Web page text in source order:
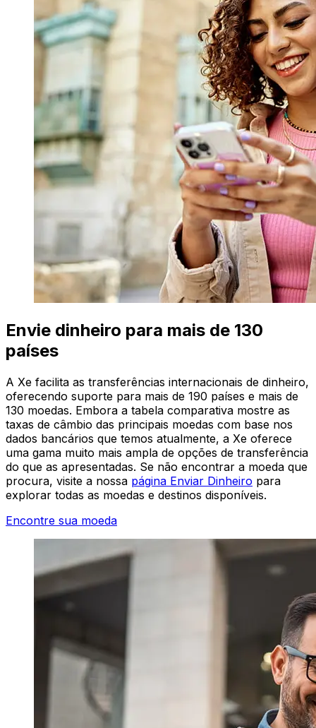
Envie dinheiro para mais de 130
países
A Xe facilita as transferências internacionais de dinheiro,
oferecendo suporte para mais de 190 países e mais de
130 moedas. Embora a tabela comparativa mostre as
taxas de câmbio das principais moedas com base nos
dados bancários que temos atualmente, a Xe oferece
uma gama muito mais ampla de opções de transferência
do que as apresentadas. Se não encontrar a moeda que
procura, visite a nossa página Enviar Dinheiro para
explorar todas as moedas e destinos disponíveis.
Encontre sua moeda